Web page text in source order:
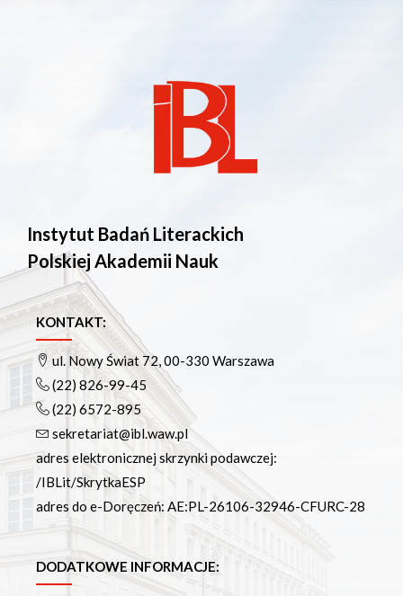
Instytut Badań Literackich
Polskiej Akademii Nauk
KONTAKT:
ul. Nowy Świat 72, 00-330 Warszawa
(22) 826-99-45
(22) 6572-895
sekretariat@ibl.waw.pl
adres elektronicznej skrzynki podawczej:
/IBLit/SkrytkaESP
adres do e-Doręczeń: AE:PL-26106-32946-CFURC-28
DODATKOWE INFORMACJE: